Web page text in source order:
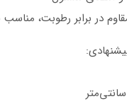
در برابر رطوبت،